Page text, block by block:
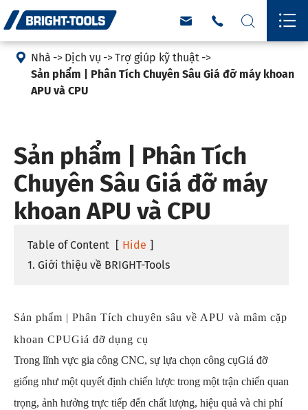
   
 Nhà Dịch vụ
Trợ giúp kỹ thuật
Sản phẩm | Phân Tích Chuyên Sâu Giá đỡ máy khoan
APU và CPU
Sản phẩm | Phân Tích
Chuyên Sâu Giá đỡ máy
khoan APU và CPU
Table of Content [ Hide ]
1. Giới thiệu về BRIGHT-Tools
Sản phẩm | Phân Tích chuyên sâu về APU và mâm cặp
khoan CPUGiá đỡ dụng cụ
Trong lĩnh vực gia công CNC, sự lựa chọn công cụGiá đỡ
giống như một quyết định chiến lược trong một trận chiến quan
trọng, ảnh hưởng trực tiếp đến chất lượng, hiệu quả và chi phí